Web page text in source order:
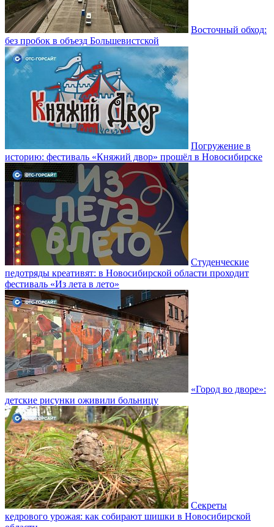
Восточный обход:
без пробок в объезд Большевистской
Погружение в
историю: фестиваль «Княжий двор» прошёл в Новосибирске
Студенческие
педотряды креативят: в Новосибирской области проходит
фестиваль «Из лета в лето»
«Город во дворе»:
детские рисунки оживили больницу
Секреты
кедрового урожая: как собирают шишки в Новосибирской